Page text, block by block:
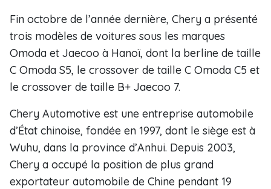
Fin octobre de l’année dernière, Chery a présenté
trois modèles de voitures sous les marques
Omoda et Jaecoo à Hanoï, dont la berline de taille
C Omoda S5, le crossover de taille C Omoda C5 et
le crossover de taille B+ Jaecoo 7.
Chery Automotive est une entreprise automobile
d’État chinoise, fondée en 1997, dont le siège est à
Wuhu, dans la province d’Anhui. Depuis 2003,
Chery a occupé la position de plus grand
exportateur automobile de Chine pendant 19